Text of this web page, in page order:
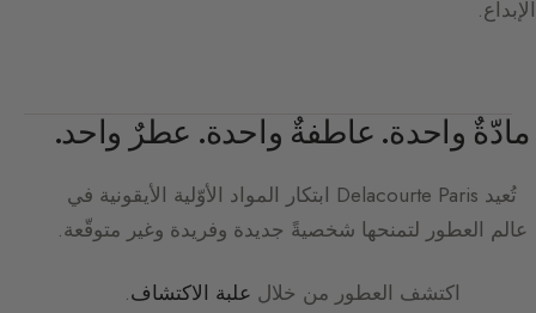
الإبداع.
مادّةٌ واحدة. عاطفةٌ واحدة. عطرٌ واحد.
تُعيد Delacourte Paris ابتكار المواد الأوّلية الأيقونية في
عالم العطور لتمنحها شخصيةً جديدة وفريدة وغير متوقّعة.
اكتشف العطور من خلال علبة الاكتشاف.